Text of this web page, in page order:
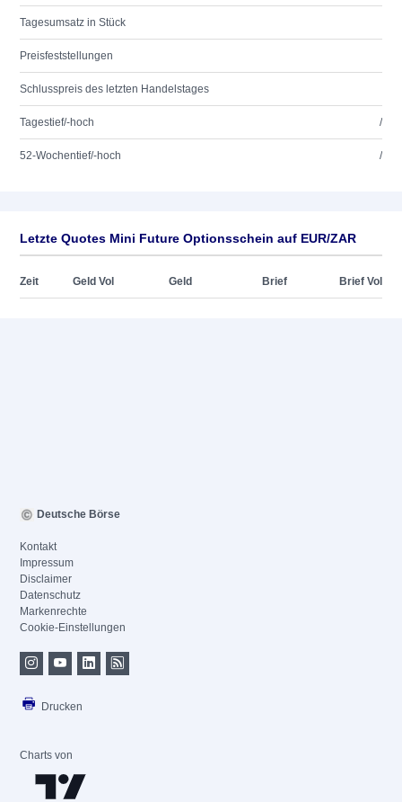
Tagesumsatz in Stück
Preisfeststellungen
Schlusspreis des letzten Handelstages
Tagestief/-hoch /
52-Wochentief/-hoch /
Letzte Quotes Mini Future Optionsschein auf EUR/ZAR
Zeit Geld Vol Geld Brief Brief Vol
Deutsche Börse
Kontakt
Impressum
Disclaimer
Datenschutz
Markenrechte
Cookie-Einstellungen
Drucken
Charts von